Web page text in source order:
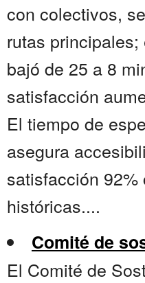
con colectivos,
rutas
bajó de 25 a 8
satisfacción
El tiempo de
asegura
satisfacción
históricas....
Comité de
El Comité de